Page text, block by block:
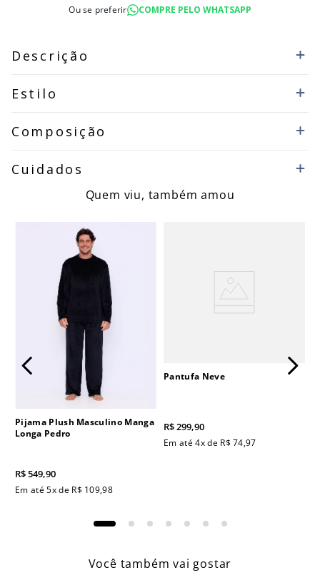
Ou se preferir COMPRE PELO WHATSAPP
Descrição
Estilo
Composição
Cuidados
Quem viu, também amou
Pijama Plush Masculino Manga
Longa Pedro
R$549,90
Em até5x de R$ 109,98
Pantufa Neve
R$299,90
Em até4x de R$ 74,97
Você também vai gostar